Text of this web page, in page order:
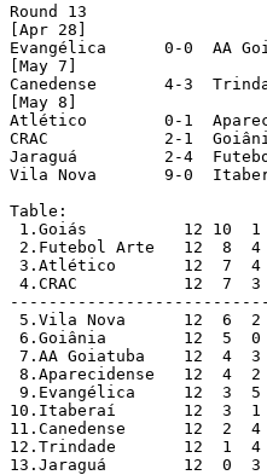
Round 13
[Apr 28]
Evangélica      0-0  AA
[May 7]
Canedense       4-3
[May 8]
Atlético        0-1
CRAC            2-1
Jaraguá         2-4
Vila Nova       9-0
Table:
1.Goiás          12 10  1
2.Futebol Arte   12  8
3.Atlético       12  7  4
4.CRAC           12  7  3
5.Vila Nova      12  6  2
6.Goiânia        12  5  0
7.AA Goiatuba    12  4
8.Aparecidense   12  4
9.Evangélica     12  3  5
10.Itaberaí       12  3  1
11.Canedense      12  2
12.Trindade       12  1
13.Jaraguá        12  0